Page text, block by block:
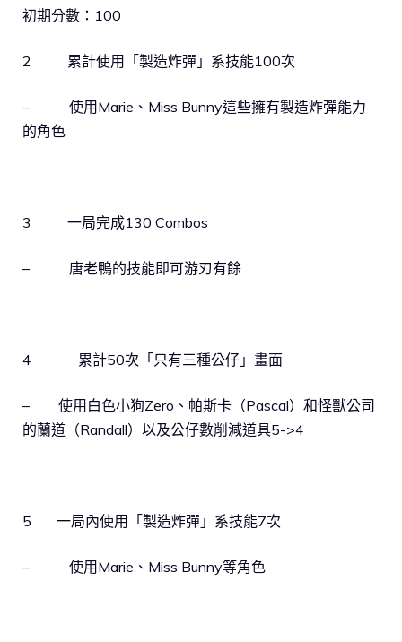
初期分數：100
2 累計使用「製造炸彈」系技能100次
– 使用Marie、Miss Bunny這些擁有製造炸彈能力
的角色
3 一局完成130 Combos
– 唐老鴨的技能即可游刃有餘
4 累計50次「只有三種公仔」畫面
– 使用白色小狗Zero、帕斯卡（Pascal）和怪獸公司
的蘭道（Randall）以及公仔數削減道具5->4
5 一局內使用「製造炸彈」系技能7次
– 使用Marie、Miss Bunny等角色